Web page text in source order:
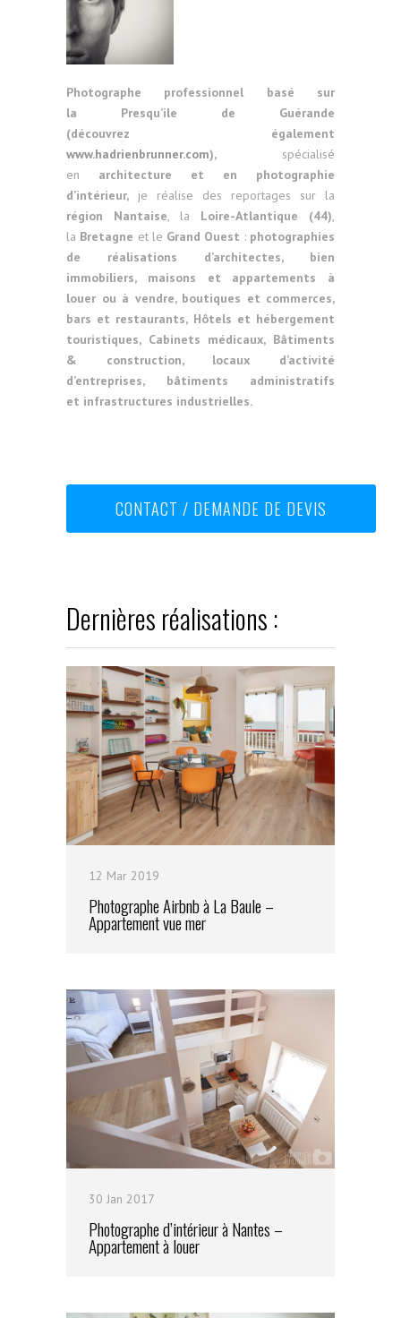
Photographe professionnel basé sur
la Presqu’ile de Guérande
(découvrez également
www.hadrienbrunner.com), spécialisé
en architecture et en photographie
d’intérieur, je réalise des reportages sur la
région Nantaise, la Loire-Atlantique (44),
la Bretagne et le Grand Ouest : photographies
de réalisations d’architectes, bien
immobiliers, maisons et appartements à
louer ou à vendre, boutiques et commerces,
bars et restaurants, Hôtels et hébergement
touristiques, Cabinets médicaux, Bâtiments
& construction, locaux d’activité
d’entreprises, bâtiments administratifs
et infrastructures industrielles.
CONTACT / DEMANDE DE DEVIS
Dernières réalisations :
12 Mar 2019
Photographe Airbnb à La Baule –
Appartement vue mer
30 Jan 2017
Photographe d’intérieur à Nantes –
Appartement à louer